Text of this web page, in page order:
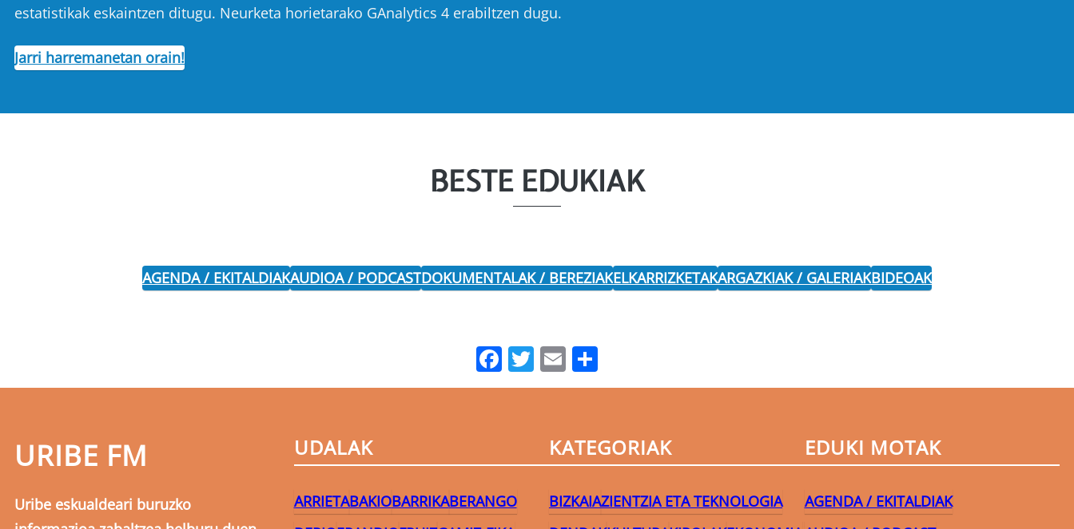
estatistikak eskaintzen ditugu. Neurketa horietarako GAnalytics 4 erabiltzen dugu.
Jarri harremanetan orain!
BESTE EDUKIAK
AGENDA / EKITALDIAKAUDIOA / PODCASTDOKUMENTALAK / BEREZIAKELKARRIZKETAKARGAZKIAK / GALERIAKBIDEOAK
Facebook
Twitter
Email
URIBE FM
Uribe eskualdeari buruzko
UDALAK
ARRIETABAKIOBARRIKABERANGO
KATEGORIAK
BIZKAIAZIENTZIA ETA TEKNOLOGIA
EDUKI MOTAK
AGENDA / EKITALDIAK